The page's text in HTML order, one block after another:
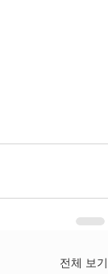
전체 보기